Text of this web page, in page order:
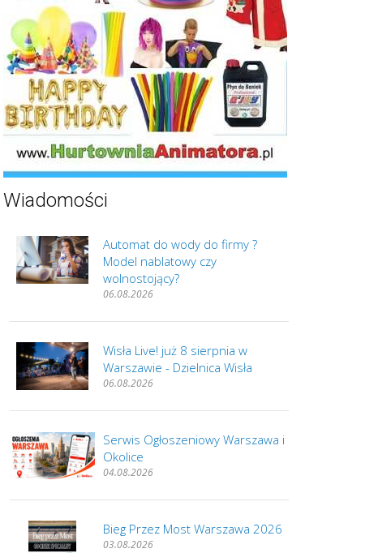
Wiadomości
Automat do wody do firmy ?
Model nablatowy czy
wolnostojący?
06.08.2026
Wisła Live! już 8 sierpnia w
Warszawie - Dzielnica Wisła
06.08.2026
Serwis Ogłoszeniowy Warszawa i
Okolice
04.08.2026
Bieg Przez Most Warszawa 2026
03.08.2026